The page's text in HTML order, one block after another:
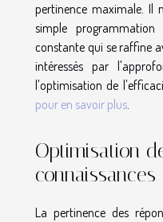
pertinence maximale. Il
simple
constante qui se raffine
intéressés par
l'optimisation de
pour en savoir plus.
Optimisation
connaissances
La pertinence des